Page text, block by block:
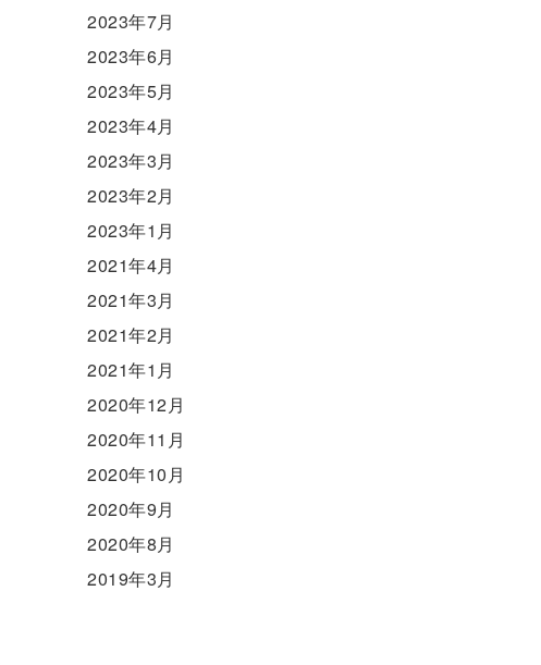
2023年7月
2023年6月
2023年5月
2023年4月
2023年3月
2023年2月
2023年1月
2021年4月
2021年3月
2021年2月
2021年1月
2020年12月
2020年11月
2020年10月
2020年9月
2020年8月
2019年3月